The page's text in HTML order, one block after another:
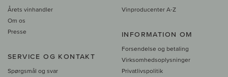
Årets vinhandler
Om os
Presse
SERVICE OG KONTAKT
Spørgsmål og svar
Vinproducenter A-Z
INFORMATION OM
Forsendelse og betaling
Virksomhedsoplysninger
Privatlivspolitik